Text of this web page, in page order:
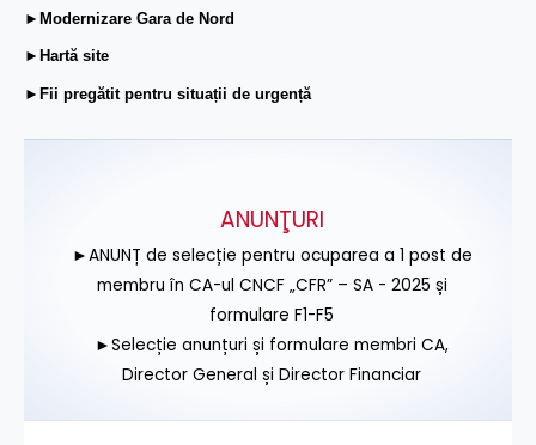
►Modernizare Gara de Nord
►Hartă site
►Fii pregătit pentru situații de urgență
ANUNŢURI
►ANUNȚ de selecție pentru ocuparea a 1 post de
membru în CA-ul CNCF „CFR” – SA - 2025 și
formulare F1-F5
►Selecție anunțuri și formulare membri CA,
Director General și Director Financiar